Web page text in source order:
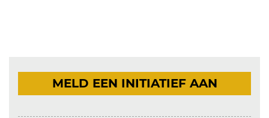
MELD EEN INITIATIEF AAN